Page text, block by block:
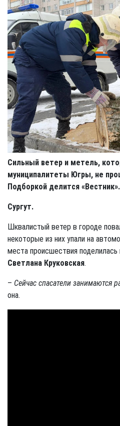
Сильный ветер и метель,
муниципалитеты Югры, не
Подборкой делится «Вестник».
Сургут.
Шквалистый ветер в городе
некоторые из них упали на
места происшествия поделилась
Светлана Круковская.
– Сейчас спасатели занимаются
она.